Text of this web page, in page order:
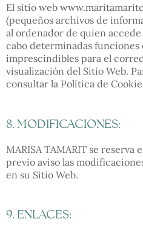
El sitio web
(pequeños archivos de
al ordenador de quien accede
cabo determinadas funciones
imprescindibles para el
visualización del Sitio Web.
consultar la Política de
8. MODIFICACIONES:
MARISA TAMARIT se
previo aviso las
en su Sitio Web.
9. ENLACES: